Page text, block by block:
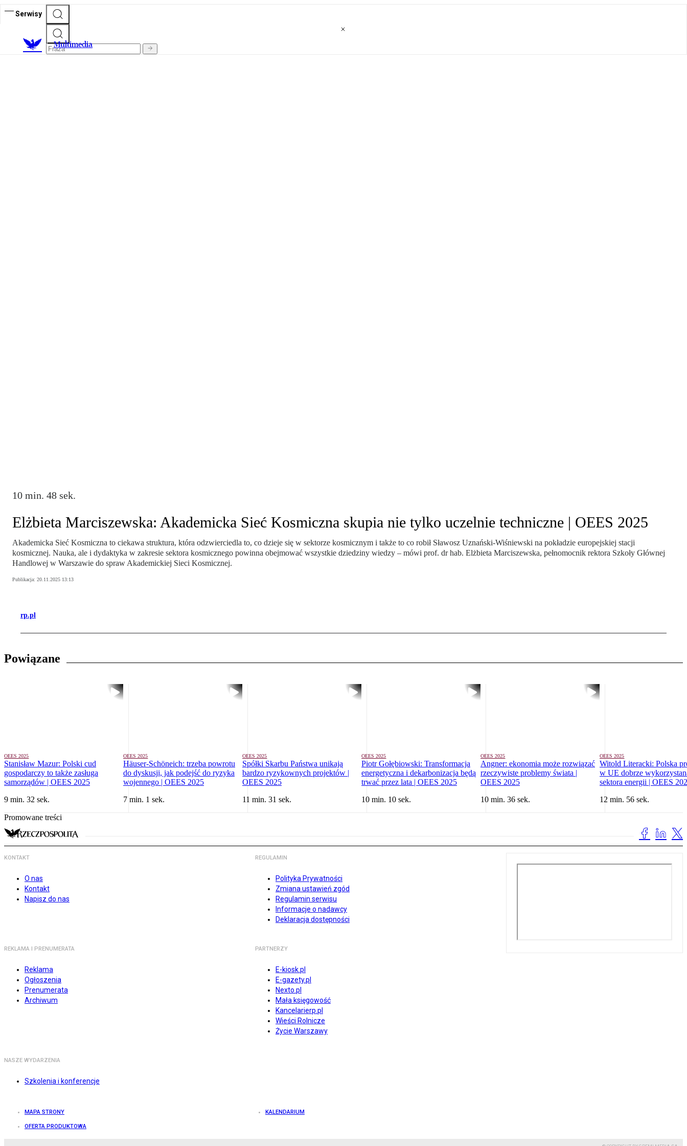
Serwisy
Multimedia
10 min. 48 sek.
Elżbieta Marciszewska: Akademicka Sieć Kosmiczna skupia nie tylko uczelnie techniczne | OEES 2025
Akademicka Sieć Kosmiczna to ciekawa struktura, która odzwierciedla to, co dzieje się w sektorze kosmicznym i także to co robił Sławosz Uznański-Wiśniewski na pokładzie europejskiej stacji
kosmicznej. Nauka, ale i dydaktyka w zakresie sektora kosmicznego powinna obejmować wszystkie dziedziny wiedzy – mówi prof. dr hab. Elżbieta Marciszewska, pełnomocnik rektora Szkoły Głównej
Handlowej w Warszawie do spraw Akademickiej Sieci Kosmicznej.
Publikacja: 20.11.2025 13:13
rp.pl
Powiązane
OEES 2025
Stanisław Mazur: Polski cud
gospodarczy to także zasługa
samorządów | OEES 2025
9 min. 32 sek.
OEES 2025
Häuser-Schöneich: trzeba powrotu
do dyskusji, jak podejść do ryzyka
wojennego | OEES 2025
7 min. 1 sek.
OEES 2025
Spółki Skarbu Państwa unikają
bardzo ryzykownych projektów |
OEES 2025
11 min. 31 sek.
OEES 2025
Piotr Gołębiowski: Transformacja
energetyczna i dekarbonizacja będą
trwać przez lata | OEES 2025
10 min. 10 sek.
OEES 2025
Angner: ekonomia może rozwiązać
rzeczywiste problemy świata |
OEES 2025
10 min. 36 sek.
OEES 2025
Witold Literacki: Polska
w UE dobrze
sektora energii | OEES
12 min. 56 sek.
Promowane treści
KONTAKT
O nas
Kontakt
Napisz do nas
REGULAMIN
Polityka Prywatności
Zmiana ustawień zgód
Regulamin serwisu
Informacje o nadawcy
Deklaracja dostępności
REKLAMA I PRENUMERATA
Reklama
Ogłoszenia
Prenumerata
Archiwum
PARTNERZY
E-kiosk.pl
E-gazety.pl
Nexto.pl
Mała księgowość
Kancelarierp.pl
Wieści Rolnicze
Życie Warszawy
NASZE WYDARZENIA
Szkolenia i konferencje
MAPA STRONY KALENDARIUM
OFERTA PRODUKTOWA